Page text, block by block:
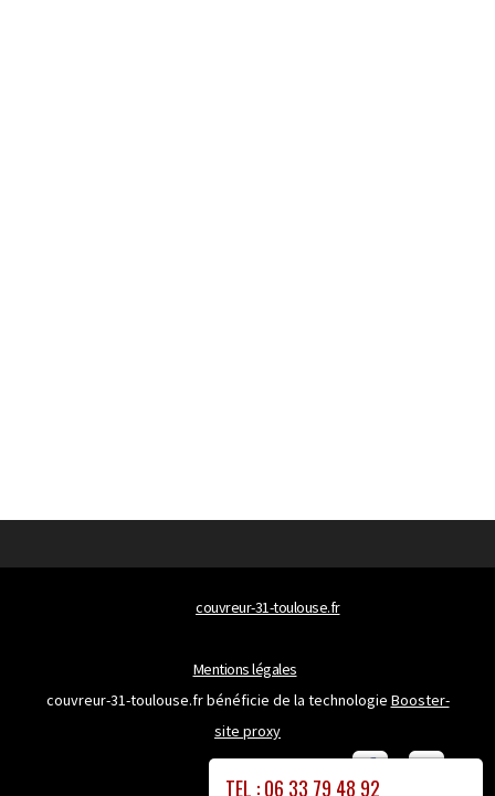
TEL : 06 33 79 48 92
couvreur-31-toulouse.fr
Mentions légales
couvreur-31-toulouse.fr bénéficie de la technologie Booster-
site proxy